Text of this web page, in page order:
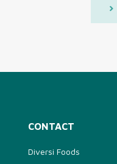
CONTACT
Diversi Foods